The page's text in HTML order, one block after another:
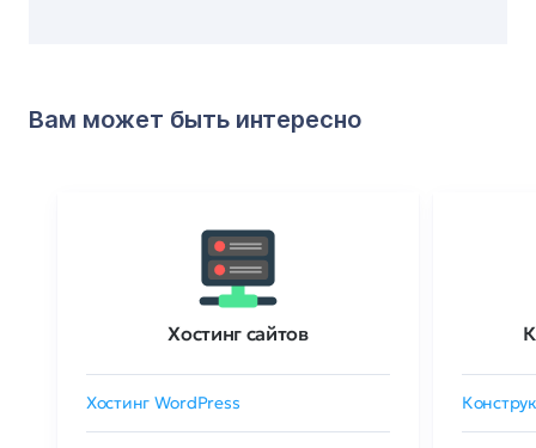
Вам может быть интересно
Хостинг сайтов
Хостинг WordPress